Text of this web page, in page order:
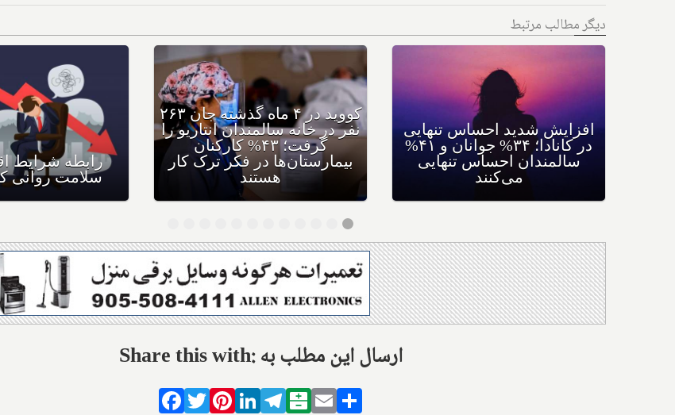
دیگر مطالب مرتبط
کووید در ۴ ماه گذشته جان ۲۶۳
نفر در خانه سالمندان انتاریو را
گرفت؛ ۴۳% کارکنان
بیمارستان‌ها در فکر ترک کار
هستند
افزایش شدید احساس تنهایی
در کانادا؛ ۳۴% جوانان و ۴۱%
سالمندان احساس تنهایی
می‌کنند
علمی؛ اولین نسل از واکسن
آران‌ای، بازگشت و مرگ
از سرطان پوست ملانوما
Share this with: ارسال این مطلب به
Facebook
TwitterPinterestLinkedIn
Telegram
Balatarin
Email